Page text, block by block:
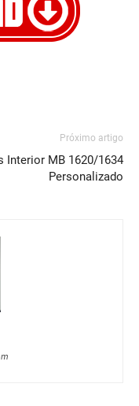
Próximo artigo
Interior MB 1620/1634
Personalizado